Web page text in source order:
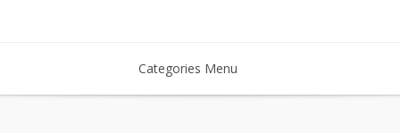
Categories Menu